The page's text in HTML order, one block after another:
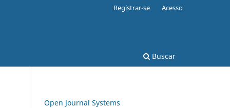
Buscar
Registrar-se Acesso
Open Journal Systems